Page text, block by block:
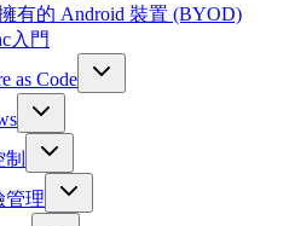
有的 Android 裝置 (BYOD)
入門
as Code
管理